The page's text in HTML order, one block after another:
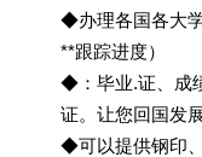
◆办理各国各大
**跟踪进度）
◆：毕业.证、成
证。让您回国发
◆可以提供钢印